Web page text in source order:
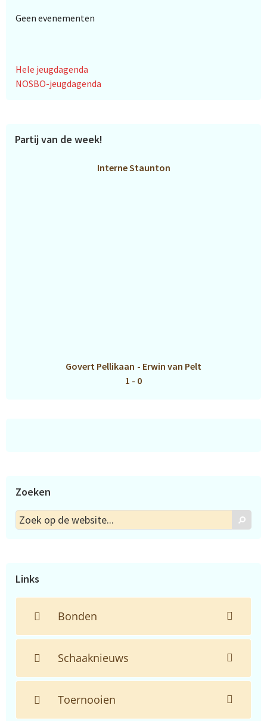
Geen evenementen
Hele jeugdagenda
NOSBO-jeugdagenda
Partij van de week!
Interne Staunton
Govert Pellikaan - Erwin van Pelt
1 - 0
Zoeken
Zoek
op
Zoek
Links
Bonden
Schaaknieuws
Toernooien